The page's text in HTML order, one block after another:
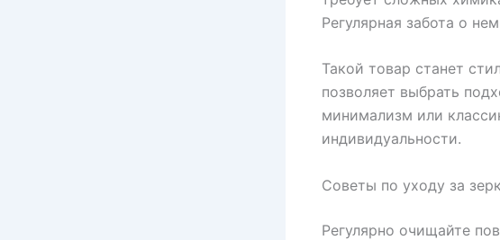
Регулярная забота о
Такой товар станет
позволяет выбрать
минимализм или
индивидуальности.
Советы по уходу за
Регулярно очищайте